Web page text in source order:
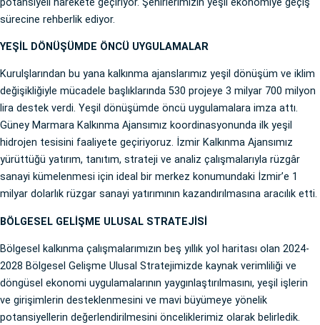
sürecine rehberlik ediyor.
YEŞİL DÖNÜŞÜMDE ÖNCÜ UYGULAMALAR
Kurulşlarından bu yana kalkınma ajanslarımız yeşil dönüşüm ve iklim
değişikliğiyle mücadele başlıklarında 530 projeye 3 milyar 700 milyon
lira destek verdi. Yeşil dönüşümde öncü uygulamalara imza attı.
Güney Marmara Kalkınma Ajansımız koordinasyonunda ilk yeşil
hidrojen tesisini faaliyete geçiriyoruz. İzmir Kalkınma Ajansımız
yürüttüğü yatırım, tanıtım, strateji ve analiz çalışmalarıyla rüzgâr
sanayi kümelenmesi için ideal bir merkez konumundaki İzmir’e 1
milyar dolarlık rüzgar sanayi yatırımının kazandırılmasına aracılık etti.
BÖLGESEL GELİŞME ULUSAL STRATEJİSİ
Bölgesel kalkınma çalışmalarımızın beş yıllık yol haritası olan 2024-
2028 Bölgesel Gelişme Ulusal Stratejimizde kaynak verimliliği ve
döngüsel ekonomi uygulamalarının yaygınlaştırılmasını, yeşil işlerin
ve girişimlerin desteklenmesini ve mavi büyümeye yönelik
potansiyellerin değerlendirilmesini önceliklerimiz olarak belirledik.